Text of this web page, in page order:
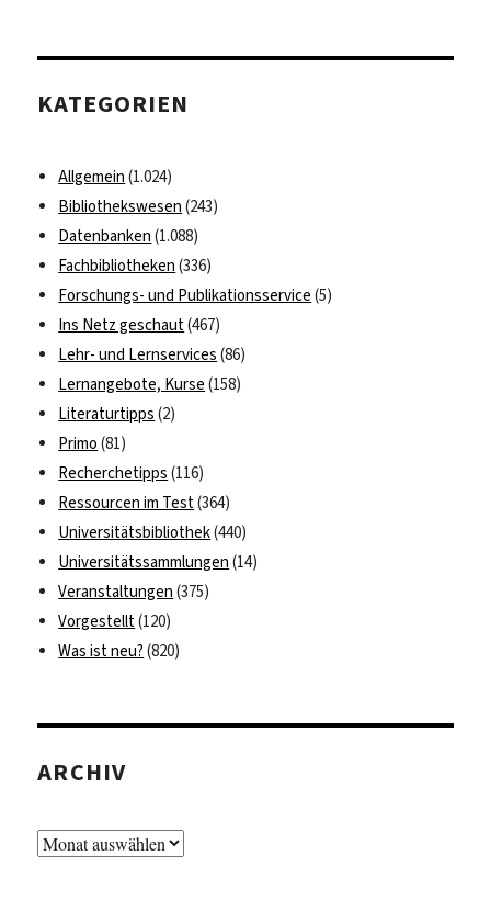
2019
Open-
KATEGORIEN
Allgemein (1.024)
Bibliothekswesen (243)
Datenbanken (1.088)
Fachbibliotheken (336)
Forschungs- und Publikationsservice (5)
Ins Netz geschaut(467)
Lehr- und Lernservices (86)
Lernangebote, Kurse (158)
Literaturtipps (2)
Primo (81)
Recherchetipps (116)
Ressourcen im Test(364)
Universitätsbibliothek(440)
Universitätssammlungen (14)
Veranstaltungen (375)
Vorgestellt(120)
Was ist neu? (820)
ARCHIV
Archiv